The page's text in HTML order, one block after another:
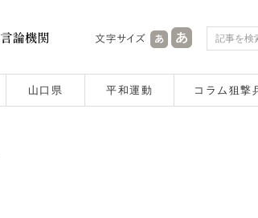
山口県 平和運動 コラム狙撃